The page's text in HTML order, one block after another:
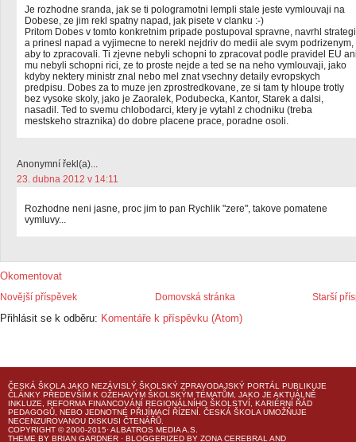
Je rozhodne sranda, jak se ti pologramotni lempli stale jeste vymlouvaji na
Dobese, ze jim rekl spatny napad, jak pisete v clanku :-)
Pritom Dobes v tomto konkretnim pripade postupoval spravne, navrhl
a prinesl napad a vyjimecne to nerekl nejdriv do medii ale svym podrizenym,
aby to zpracovali. Ti zjevne nebyli schopni to zpracovat podle pravidel EU
mu nebyli schopni rici, ze to proste nejde a ted se na neho vymlouvaji, jako
kdyby nektery ministr znal nebo mel znat vsechny detaily evropskych
predpisu. Dobes za to muze jen zprostredkovane, ze si tam ty hloupe trotly
bez vysoke skoly, jako je Zaoralek, Podubecka, Kantor, Starek a dalsi,
nasadil. Ted to svemu chlobodarci, ktery je vytahl z chodniku (treba
mestskeho straznika) do dobre placene prace, poradne osoli.
Anonymní řekl(a)...
23. dubna 2012 v 14:11
Rozhodne neni jasne, proc jim to pan Rychlik "zere", takove pomatene
vymluvy...
Okomentovat
Novější příspěvek Starší
Domovská stránka
Přihlásit se k odběru: Komentáře k příspěvku (Atom)
ČESKÁ ŠKOLA JAKO NEZÁVISLÝ ŠKOLSKÝ ZPRAVODAJSKÝ PORTÁL PUBLIKUJE
ČLÁNKY PŘEDEVŠÍM K OŽEHAVÝM ŠKOLSKÝM TÉMATŮM, JAKO JE AKTUÁLNĚ
INKLUZE, REFORMA FINANCOVÁNÍ REGIONÁLNÍHO ŠKOLSTVÍ, KARIÉRNÍ ŘÁD
PEDAGOGŮ, NEBO JEDNOTNÉ PŘIJÍMACÍ ŘÍZENÍ. ČESKÁ ŠKOLA UMOŽŇUJE
NECENZUROVANOU DISKUSI ČTENÁŘŮ.
COPYRIGHT © 2000-2015· ALBATROS MEDIA A.S.
THEME BY BRIAN GARDNER · BLOGGERIZED BY ZONA CEREBRAL AND